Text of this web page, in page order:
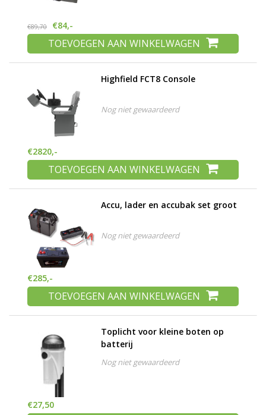
€89,70 €84,-
TOEVOEGEN AAN WINKELWAGEN
Highfield FCT8 Console
Nog niet gewaardeerd
€2820,-
TOEVOEGEN AAN WINKELWAGEN
Accu, lader en accubak set groot
Nog niet gewaardeerd
€285,-
TOEVOEGEN AAN WINKELWAGEN
Toplicht voor kleine boten op
batterij
Nog niet gewaardeerd
€27,50